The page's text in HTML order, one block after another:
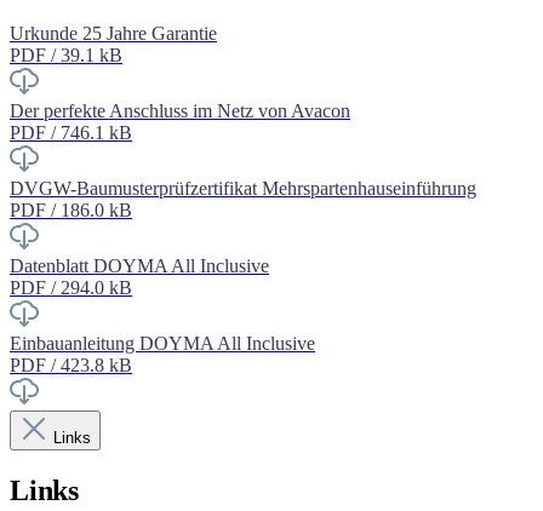
Urkunde 25 Jahre Garantie
PDF / 39.1 kB
Der perfekte Anschluss im Netz von Avacon
PDF / 746.1 kB
DVGW-Baumusterprüfzertifikat Mehrspartenhauseinführung
PDF / 186.0 kB
Datenblatt DOYMA All Inclusive
PDF / 294.0 kB
Einbauanleitung DOYMA All Inclusive
PDF / 423.8 kB
Links
Links